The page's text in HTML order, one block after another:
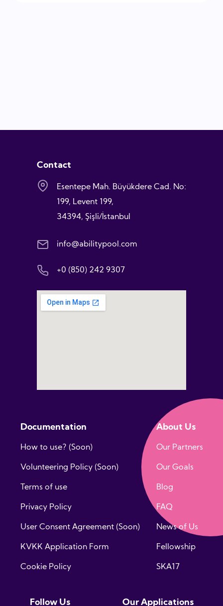
Contact
Esentepe Mah. Büyükdere Cad. No:
199, Levent 199,
34394, Şişli/İstanbul
info@abilitypool.com
+0 (850) 242 9307
Documentation
How to use? (Soon)
Volunteering Policy (Soon)
Terms of use
Privacy Policy
User Consent Agreement (Soon)
KVKK Application Form
Cookie Policy
About Us
Our Partners
Our Goals
Blog
FAQ
News of Us
Fellowship
SKA17
Follow Us Our Applications